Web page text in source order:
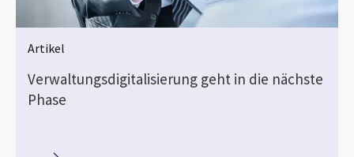
Artikel
Verwaltungsdigitalisierung geht in die nächste
Phase